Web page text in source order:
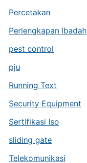
Percetakan
Perlengkapan Ibadah
pest control
pju
Running Text
Security Equipment
Sertifikasi Iso
sliding gate
Telekomunikasi